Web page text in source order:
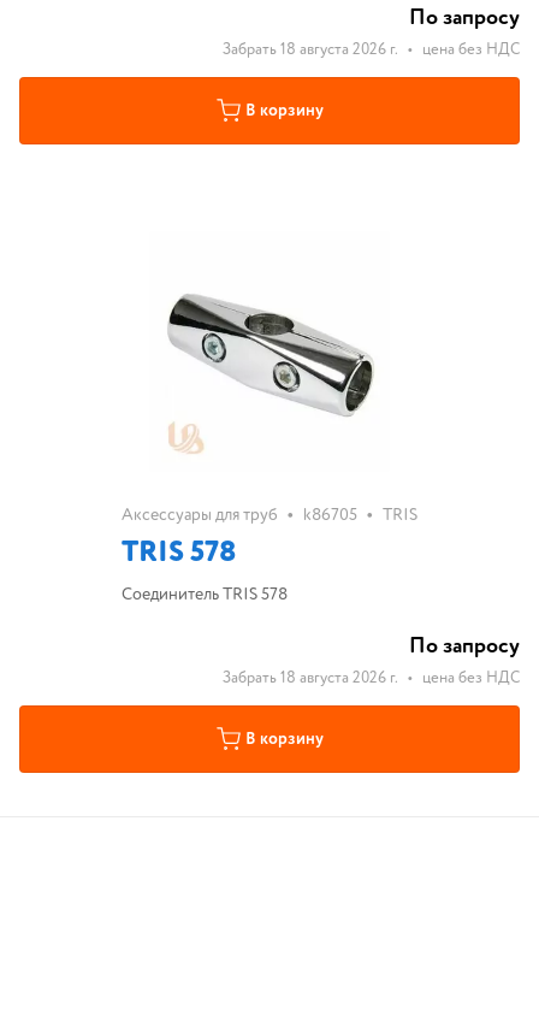
По запросу
Забрать 18 августа 2026 г. • цена без НДС
В корзину
Аксессуары для труб • k86705 • TRIS
TRIS 578
Соединитель TRIS 578
По запросу
Забрать 18 августа 2026 г. • цена без НДС
В корзину